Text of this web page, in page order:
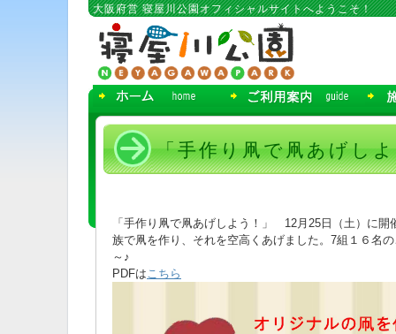
大阪府営 寝屋川公園オフィシャルサイトへようこそ！
コ
ツ
へ
動
「手作り凧で凧あげし
「手作り凧で凧あげしよう！」 12月25日（土）に
族で凧を作り、それを空高くあげました。7組１６名
～♪
PDFはこちら